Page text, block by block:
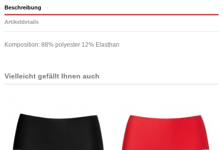
Beschreibung
Artikeldetails
Komposition: 88% polyester 12% Elasthan
Vielleicht gefällt Ihnen auch